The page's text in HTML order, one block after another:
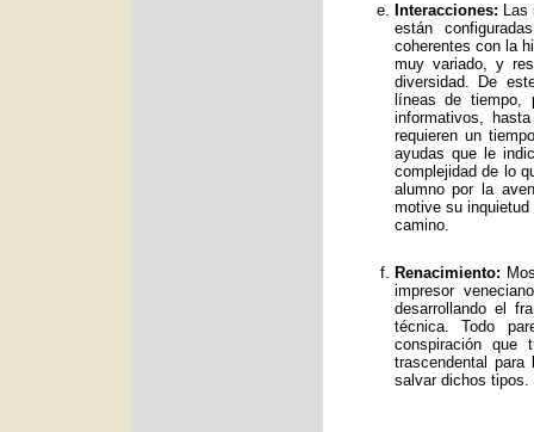
Interacciones: Las
están
coherentes con la
muy variado, y
diversidad. De
líneas de tiempo,
informativos,
requieren un
ayudas que le
complejidad de lo
alumno por la
motive su
camino.
Renacimiento:
impresor
desarrollando el
técnica. Todo
conspiración
trascendental
salvar dichos tipos.